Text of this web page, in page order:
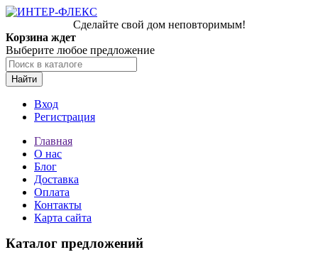
Сделайте свой дом неповторимым!
Корзина ждет
Выберите любое предложение
Найти
Вход
Регистрация
Главная
О нас
Блог
Доставка
Оплата
Контакты
Карта сайта
Каталог предложений